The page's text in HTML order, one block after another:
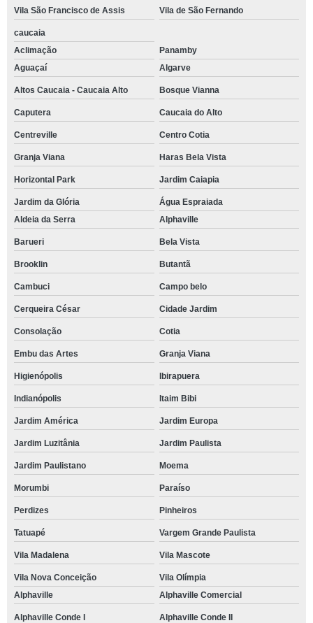
Vila São Francisco de Assis Vila de São Fernando
caucaia
Aclimação
Panamby
Aguaçaí
Algarve
Altos Caucaia - Caucaia Alto Bosque Vianna
Caputera Caucaia do Alto
Centreville Centro Cotia
Granja Viana Haras Bela Vista
Horizontal Park Jardim Caiapia
Jardim da Glória
Água Espraiada
Aldeia da Serra
Alphaville
Barueri Bela Vista
Brooklin Butantã
Cambuci Campo belo
Cerqueira César Cidade Jardim
Consolação Cotia
Embu das Artes Granja Viana
Higienópolis Ibirapuera
Indianópolis Itaim Bibi
Jardim América Jardim Europa
Jardim Luzitânia Jardim Paulista
Jardim Paulistano Moema
Morumbi Paraíso
Perdizes Pinheiros
Tatuapé Vargem Grande Paulista
Vila Madalena Vila Mascote
Vila Nova Conceição
Vila Olímpia
Alphaville
Alphaville Comercial
Alphaville Conde I Alphaville Conde II